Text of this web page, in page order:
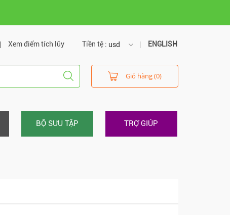
Tiền tệ : usd
usd
vnd
ENGLISH
Xem điểm tích lũy
Giỏ hàng (0)
BỘ SƯU TẬP TRỢ GIÚP